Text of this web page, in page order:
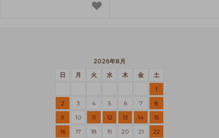
2026年8月
日
月 火 水 木 金
土
1
2
3 4 5 6 7
8
9
10 11 12 13 14
15
16
17 18 19 20 21
22